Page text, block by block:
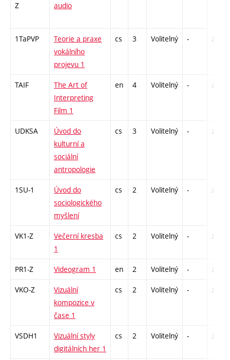
Z
audio
1TaPVP
Teorie a praxe
vokálního
projevu 1
cs 3 Volitelný - zá
TAIF
The Art of
Interpreting
Film 1
en 4 Volitelný - zk
UDKSA
Úvod do
kulturní a
sociální
antropologie
cs 3 Volitelný - zk
1SU-1
Úvod do
sociologického
myšlení
cs 2 Volitelný - zá
VK1-Z
Večerní kresba
1
cs 2 Volitelný - zá
PR1-Z Videogram 1 en 2 Volitelný - zá
VKO-Z
Vizuální
kompozice v
čase 1
cs 2 Volitelný - zá
VSDH1
Vizuální styly
digitálních her 1
cs 2 Volitelný - zá